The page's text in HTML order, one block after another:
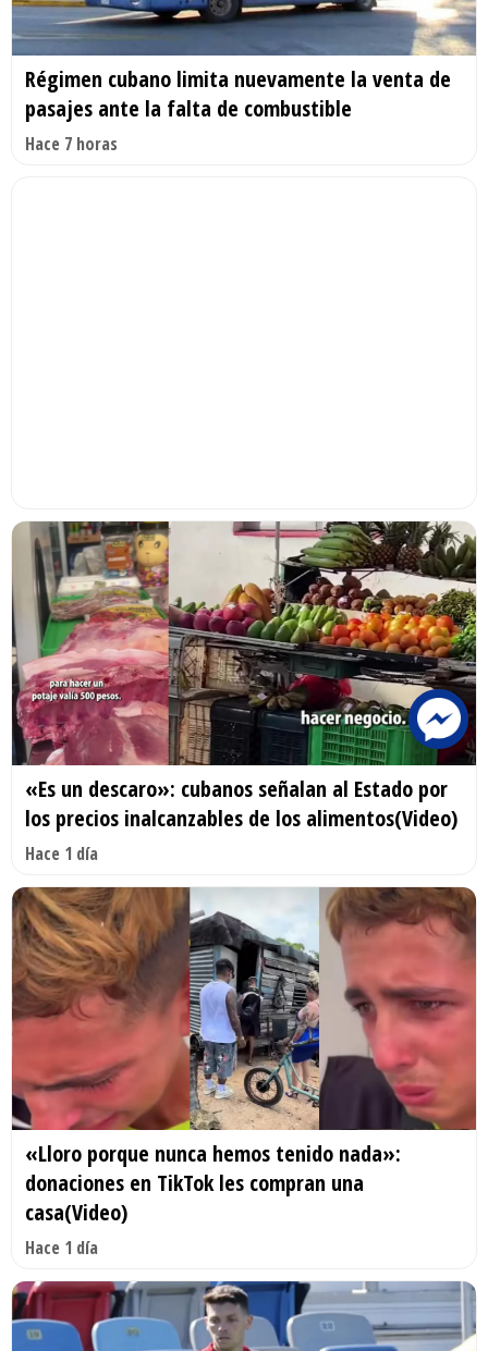
Régimen cubano limita nuevamente la venta de
pasajes ante la falta de combustible
Hace 7 horas
«Es un descaro»: cubanos señalan al Estado por
los precios inalcanzables de los alimentos(Video)
Hace 1 día
«Lloro porque nunca hemos tenido nada»:
donaciones en TikTok les compran una
casa(Video)
Hace 1 día